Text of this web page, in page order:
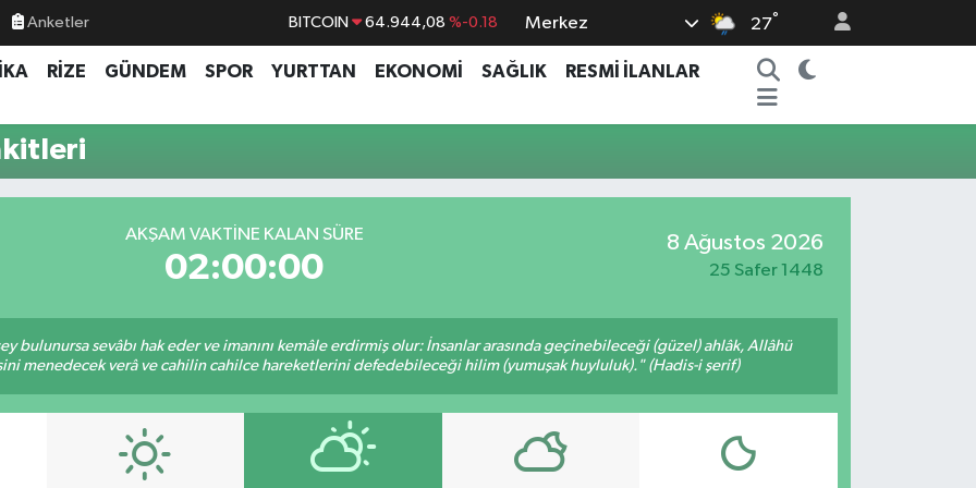
Anketler BITCOIN 64.944,08 %-0.18
DOLAR 47,7436 %0.18
GRAM ALTIN 6660.55 %0.03
Merkez 27°
RİZE GÜNDEM SPOR YURTTAN EKONOMİ SAĞLIK
RESMİ İLANLAR
AKŞAM VAKTINE KALAN SÜRE
02:00:00
8 Ağustos 2026
25 Safer 1448
bulunursa sevâbı hak eder ve imanını kemâle erdirmiş olur: İnsanlar arasında geçinebileceği (güzel) ahlâk, Allâhü
menedecek verâ ve cahilin cahilce hareketlerini defedebileceği hilim (yumuşak huyluluk)." (Hadis-i şerif)